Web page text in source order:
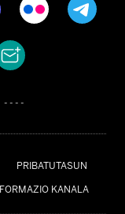
PRIBATUTASUN
KANALA
----